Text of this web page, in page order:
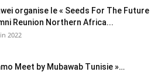
organise le « Seeds For The Future
Reunion Northern Africa...
2022
Meet by Mubawab Tunisie »…